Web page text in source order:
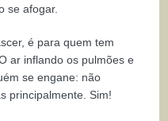
se afogar.
é para quem tem
ar inflando os pulmões e
se engane: não
principalmente. Sim!